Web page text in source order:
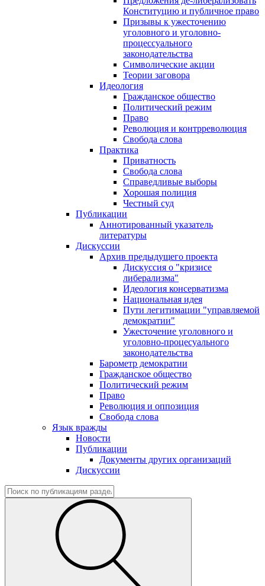
Конституцию и публичное право
Призывы к ужесточению
уголовного и уголовно-
процессуального
законодательства
Символические акции
Теории заговора
Идеология
Гражданское общество
Политический режим
Право
Революция и контрреволюция
Свобода слова
Практика
Приватность
Свобода слова
Справедливые выборы
Хорошая полиция
Честный суд
Публикации
Аннотированный указатель
литературы
Дискуссии
Архив предыдущего проекта
Дискуссия о "кризисе
либерализма"
Идеология консерватизма
Национальная идея
Пути легитимации "управляемой
демократии"
Ужесточение уголовного и
уголовно-процесуального
законодательства
Барометр демократии
Гражданское общество
Политический режим
Право
Революция и оппозиция
Свобода слова
Язык вражды
Новости
Публикации
Документы других организаций
Дискуссии